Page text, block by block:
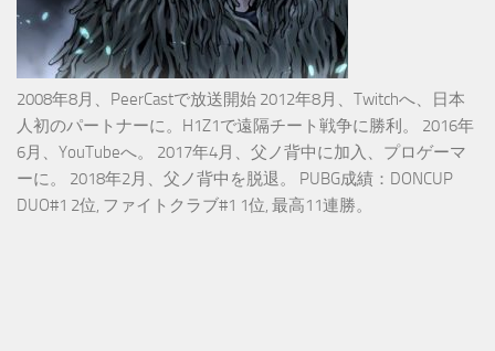
2008年8月、PeerCastで放送開始 2012年8月、Twitchへ、日本
人初のパートナーに。H1Z1で遠隔チート戦争に勝利。 2016年
6月、YouTubeへ。 2017年4月、父ノ背中に加入、プロゲーマ
ーに。 2018年2月、父ノ背中を脱退。 PUBG成績：DONCUP
DUO#1 2位, ファイトクラブ#1 1位, 最高11連勝。